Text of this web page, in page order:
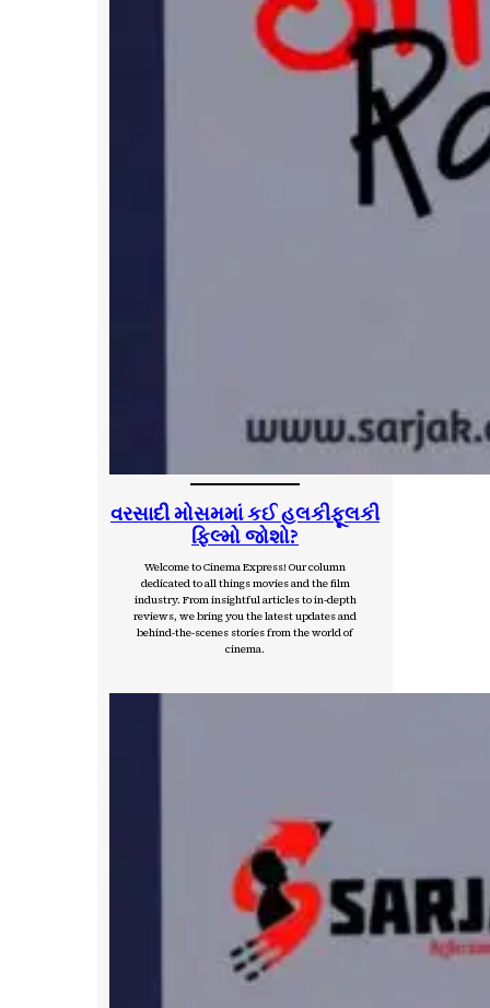
વરસાદી મોસમમાં કઈ હલકીફૂલકી
ફિલ્મો જોશો?
Welcome to Cinema Express! Our column
dedicated to all things movies and the film
industry. From insightful articles to in-depth
reviews, we bring you the latest updates and
behind-the-scenes stories from the world of
cinema.